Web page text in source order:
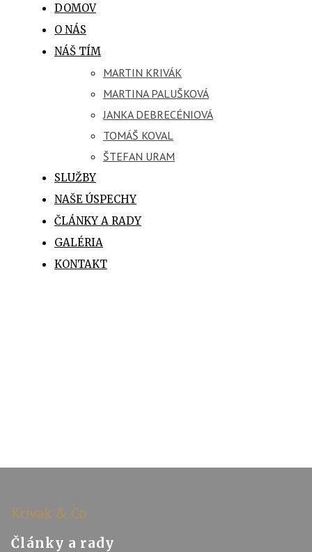
DOMOV
O NÁS
NÁŠ TÍM
MARTIN KRIVÁK
MARTINA PALUŠKOVÁ
JANKA DEBRECÉNIOVÁ
TOMÁŠ KOVAL
ŠTEFAN URAM
SLUŽBY
NAŠE ÚSPECHY
ČLÁNKY A RADY
GALÉRIA
KONTAKT
Krivak & Co
Články a rady